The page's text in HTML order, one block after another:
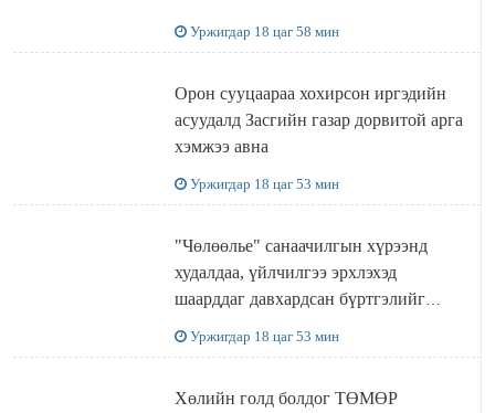
Уржигдар 18 цаг 58 мин
Орон сууцаараа хохирсон иргэдийн
асуудалд Засгийн газар дорвитой арга
хэмжээ авна
Уржигдар 18 цаг 53 мин
"Чөлөөлье" санаачилгын хүрээнд
худалдаа, үйлчилгээ эрхлэхэд
шаарддаг давхардсан бүртгэлийг
Уржигдар 18 цаг 53 мин
Хөлийн голд болдог ТӨМӨР